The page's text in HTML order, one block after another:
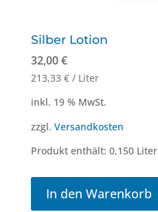
Silber Lotion
32,00€
213,33 €/ Liter
inkl. 19 % MwSt.
zzgl. Versandkosten
Produkt enthält: 0,150 Liter
In den Warenkorb